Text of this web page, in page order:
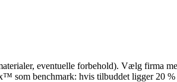
eventuelle forbehold). Vælg firma
benchmark: hvis tilbuddet ligger 20 %